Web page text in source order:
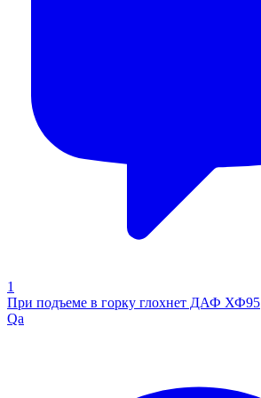
1
При подъеме в горку глохнет ДАФ ХФ95
Qa